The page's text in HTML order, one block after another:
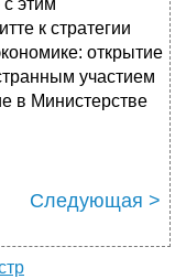
этим
к стратегии
открытие
участием
в Министерстве
Следующая >